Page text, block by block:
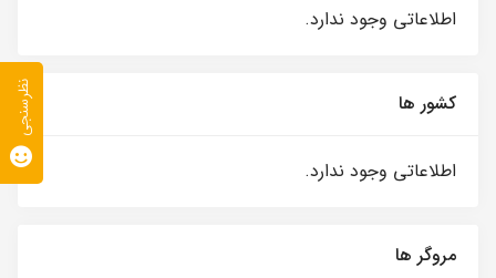
اطلاعاتی وجود ندارد.
کشور ها
اطلاعاتی وجود ندارد.
مروگر ها
نظرسنجی